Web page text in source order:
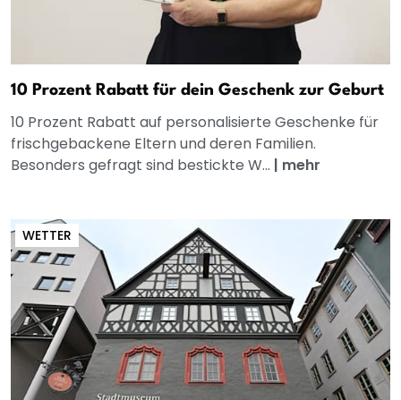
10 Prozent Rabatt für dein Geschenk zur Geburt
10 Prozent Rabatt auf personalisierte Geschenke für
frischgebackene Eltern und deren Familien.
Besonders gefragt sind bestickte W... | mehr
WETTER